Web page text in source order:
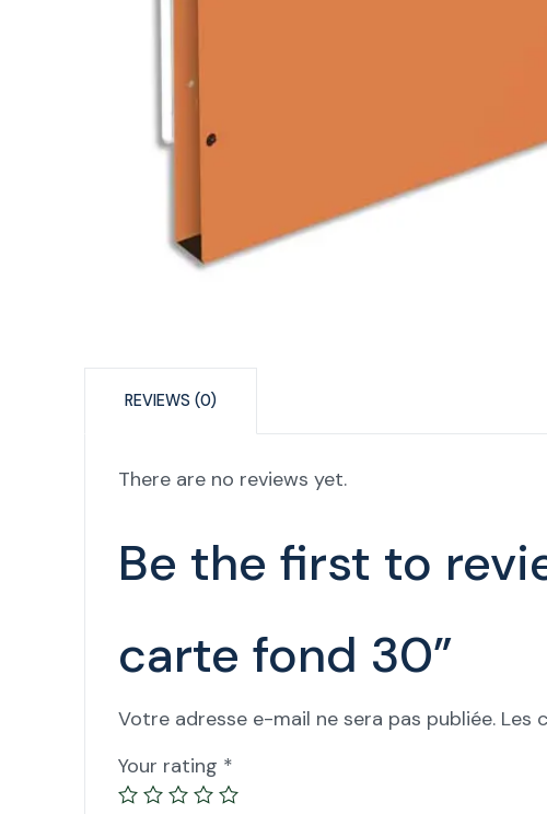
REVIEWS (0)
There are no reviews yet.
Be the first to
carte fond 30”
Votre adresse e-mail ne sera pas publiée. Les
Your rating *